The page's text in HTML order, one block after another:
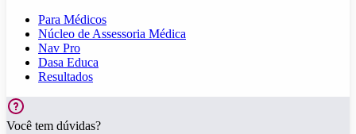
Para Médicos
Núcleo de Assessoria Médica
Nav Pro
Dasa Educa
Resultados
Você tem dúvidas?